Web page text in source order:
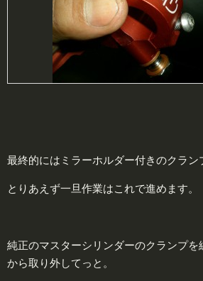
最終的にはミラーホルダー付きのクラン
とりあえず一旦作業はこれで進めます。
純正のマスターシリンダーのクランプを
から取り外してっと。